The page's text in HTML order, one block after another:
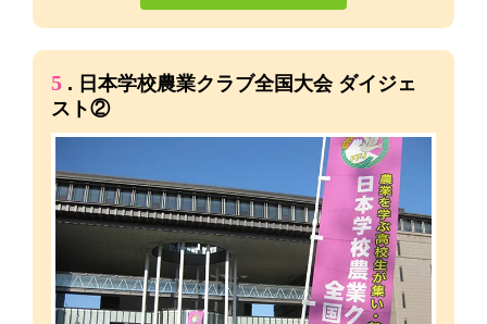
5 . 日本学校農業クラブ全国大会 ダイジェ
スト②